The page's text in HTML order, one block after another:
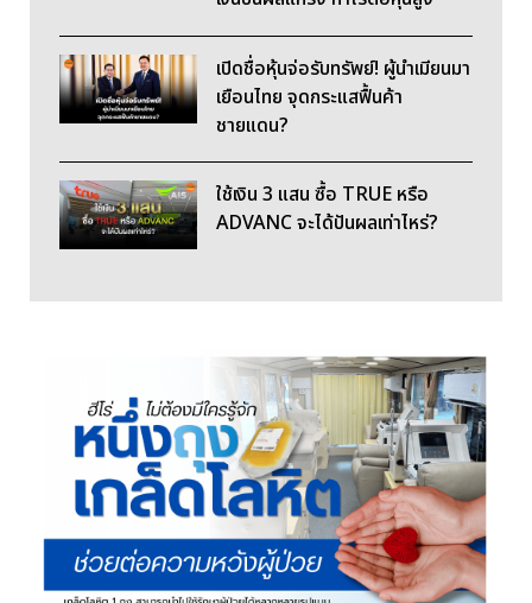
เปิดชื่อหุ้นจ่อรับทรัพย์! ผู้นำเมียนมา
เยือนไทย จุดกระแสฟื้นค้า
ชายแดน?
ใช้เงิน 3 แสน ซื้อ TRUE หรือ
ADVANC จะได้ปันผลเท่าไหร่?